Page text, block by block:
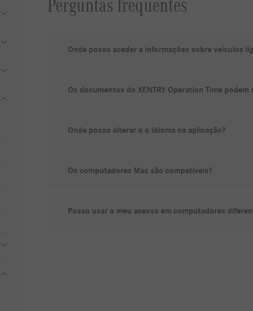
Perguntas frequentes
Onde posso aceder a informações sobre veículos
Os documentos do XENTRY Operation Time
Onde posso alterar o o idioma na aplicação?
Os computadores Mac são compatíveis?
Posso usar o meu acesso em computadores